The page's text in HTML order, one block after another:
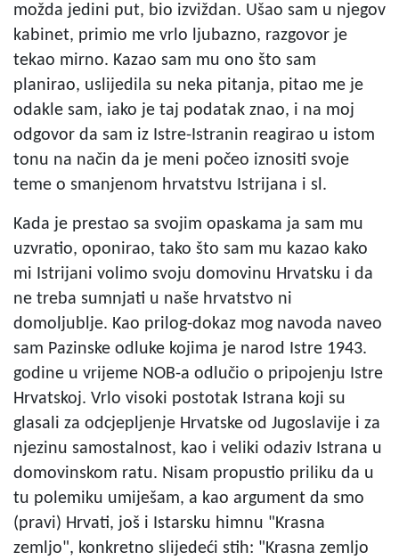
možda jedini put, bio izviždan. Ušao sam u njegov
kabinet, primio me vrlo ljubazno, razgovor je
tekao mirno. Kazao sam mu ono što sam
planirao, uslijedila su neka pitanja, pitao me je
odakle sam, iako je taj podatak znao, i na moj
odgovor da sam iz Istre-Istranin reagirao u istom
tonu na način da je meni počeo iznositi svoje
teme o smanjenom hrvatstvu Istrijana i sl.
Kada je prestao sa svojim opaskama ja sam mu
uzvratio, oponirao, tako što sam mu kazao kako
mi Istrijani volimo svoju domovinu Hrvatsku i da
ne treba sumnjati u naše hrvatstvo ni
domoljublje. Kao prilog-dokaz mog navoda naveo
sam Pazinske odluke kojima je narod Istre 1943.
godine u vrijeme NOB-a odlučio o pripojenju Istre
Hrvatskoj. Vrlo visoki postotak Istrana koji su
glasali za odcjepljenje Hrvatske od Jugoslavije i za
njezinu samostalnost, kao i veliki odaziv Istrana u
domovinskom ratu. Nisam propustio priliku da u
tu polemiku umiješam, a kao argument da smo
(pravi) Hrvati, još i Istarsku himnu "Krasna
zemljo", konkretno slijedeći stih: "Krasna zemljo